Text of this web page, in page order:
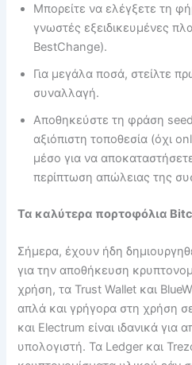
Μπορείτε να ελέγξετε τη
γνωστές εξειδικευμένες
BestChange).
Για μεγάλα ποσά, στείλτε
συναλλαγή.
Αποθηκεύστε τη φράση
αξιόπιστη τοποθεσία (όχι
μέσο για να
περίπτωση απώλειας της
Τα καλύτερα πορτοφόλια
Σήμερα, έχουν ήδη
για την αποθήκευση
χρήση, τα Trust Wallet και
απλά και γρήγορα στη χρήση
και Electrum είναι ιδανικά για
υπολογιστή. Τα Ledger και